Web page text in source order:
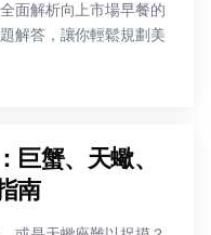
面解析向上市場早餐的
解答，讓你輕鬆規劃美
蟹、天蠍、
南